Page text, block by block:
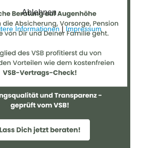
Ablehnen
Informationen | Impressum